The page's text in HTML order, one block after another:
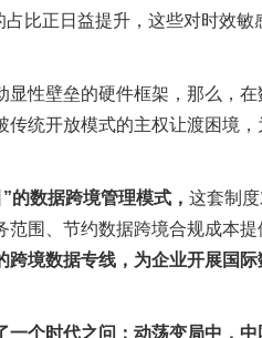
比正日益提升，这些对时效敏
性壁垒的硬件框架，那么，
统开放模式的主权让渡困境
的数据跨境管理模式， 这套制
围、节约数据跨境合规成本提
跨境数据专线，为企业开展国
个时代之问：动荡变局中，